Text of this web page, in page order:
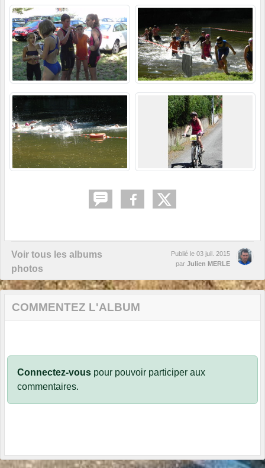
Voir tous les albums
photos
Publié le 03 juil. 2015
par Julien MERLE
COMMENTEZ L'ALBUM
Connectez-vous pour pouvoir participer aux
commentaires.